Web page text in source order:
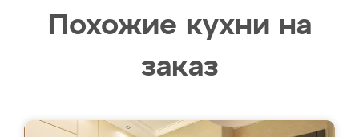
Похожие кухни на
заказ